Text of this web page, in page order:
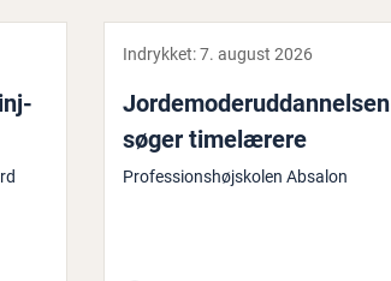
Indrykket:7. august 2026
Jor­de­mo­der­ud­dan­nel­sen
søger ti­me­læ­re­re
Professionshøjskolen Absalon